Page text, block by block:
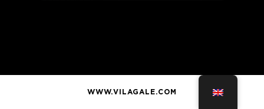
WWW.VILAGALE.COM